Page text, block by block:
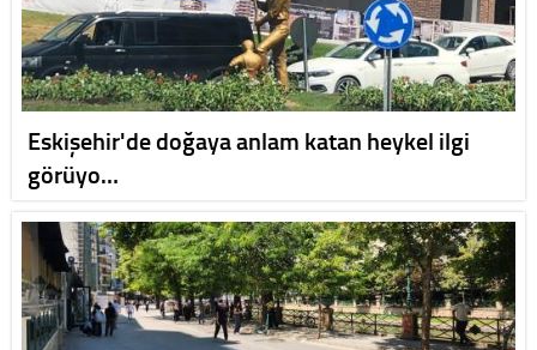
Eskişehir'de doğaya anlam katan heykel ilgi
görüyo…